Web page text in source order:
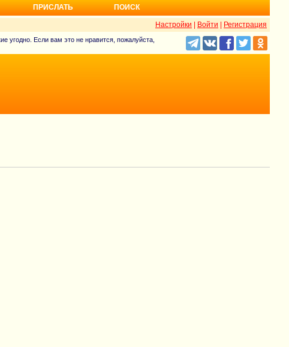
ПРИСЛАТЬ ПОИСК
Настройки Войти Регистрация
угодно. Если вам это не нравится, пожалуйста,